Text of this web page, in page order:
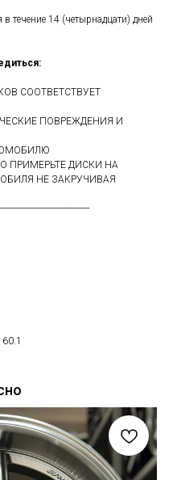
течение 14 (четырнадцати) дней
СООТВЕТСТВУЕТ
ПОВРЕЖДЕНИЯ И
ПРИМЕРЬТЕ ДИСКИ НА
НЕ ЗАКРУЧИВАЯ